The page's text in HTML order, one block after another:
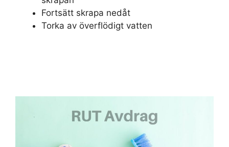
Fortsätt skrapa nedåt
Torka av överflödigt vatten